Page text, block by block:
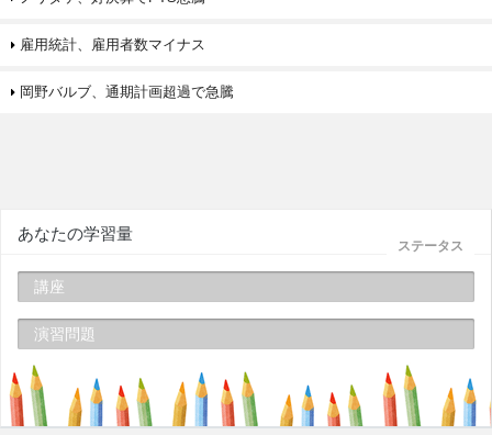
雇用統計、雇用者数マイナス
岡野バルブ、通期計画超過で急騰
ステータス
あなたの学習量
講座
演習問題